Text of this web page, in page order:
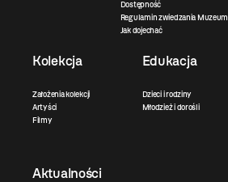
Dostępność
Regulamin zwiedzania Muzeum
Jak dojechać
Kolekcja
Założenia kolekcji
Artyści
Filmy
Edukacja
Dzieci i rodziny
Młodzież i dorośli
Aktualności